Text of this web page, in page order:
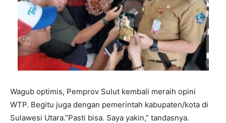
Wagub optimis, Pemprov Sulut kembali meraih opini
WTP. Begitu juga dengan pemerintah kabupaten/kota di
Sulawesi Utara.”Pasti bisa. Saya yakin,” tandasnya.